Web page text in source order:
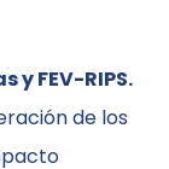
FEV-RIPS.
de los